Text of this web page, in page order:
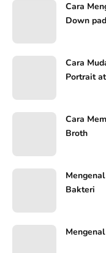
Cara
Down
Cara
Portrait
Cara
Broth
Bakteri